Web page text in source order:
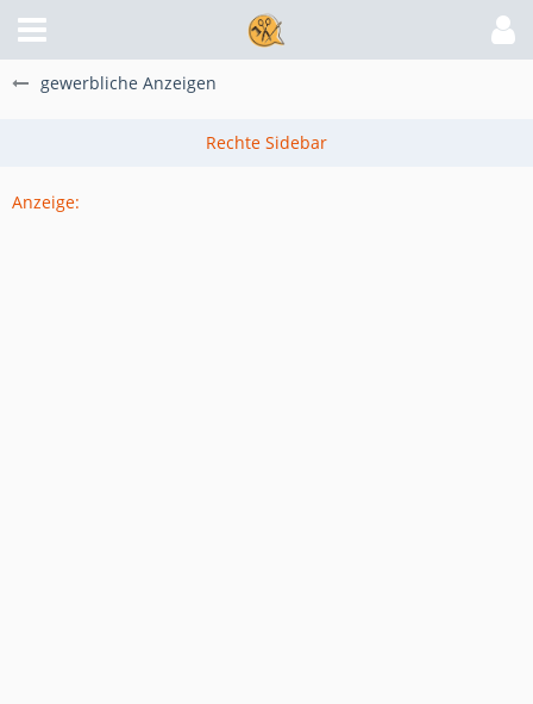
gewerbliche Anzeigen
Anzeige: